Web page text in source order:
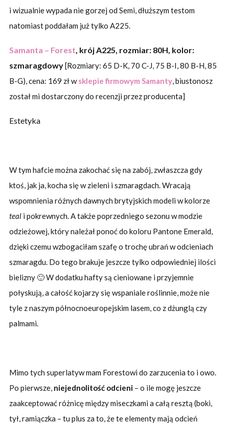
i wizualnie wypada nie gorzej od Semi, dłuższym testom
natomiast poddałam już tylko A225.
Samanta – Forest, krój A225, rozmiar: 80H, kolor:
szmaragdowy[Rozmiary: 65 D-K, 70 C-J, 75 B-I, 80 B-H, 85
B-G), cena: 169 zł wsklepie firmowym Samanty, biustonosz
został mi dostarczony do recenzji przez producenta]
Estetyka
W tym hafcie można zakochać się na zabój, zwłaszcza gdy
ktoś, jak ja, kocha się w zieleni i szmaragdach. Wracają
wspomnienia różnych dawnych brytyjskich modeli w kolorze
teali pokrewnych. A także poprzedniego sezonu w modzie
odzieżowej, który należał ponoć do koloru Pantone Emerald,
dzięki czemu wzbogaciłam szafę o trochę ubrań w odcieniach
szmaragdu. Do tego brakuje jeszcze tylko odpowiedniej ilości
bielizny 🙂 W dodatku hafty są cieniowane i przyjemnie
połyskują, a całość kojarzy się wspaniale roślinnie, może nie
tyle z naszym północnoeuropejskim lasem, co z dżunglą czy
palmami.
Mimo tych superlatyw mam Forestowi do zarzucenia to i owo.
Po pierwsze, niejednolitość odcieni– o ile mogę jeszcze
zaakceptować różnicę między miseczkami a całą resztą (boki,
tył, ramiączka – tu plus za to, że te elementy mają odcień